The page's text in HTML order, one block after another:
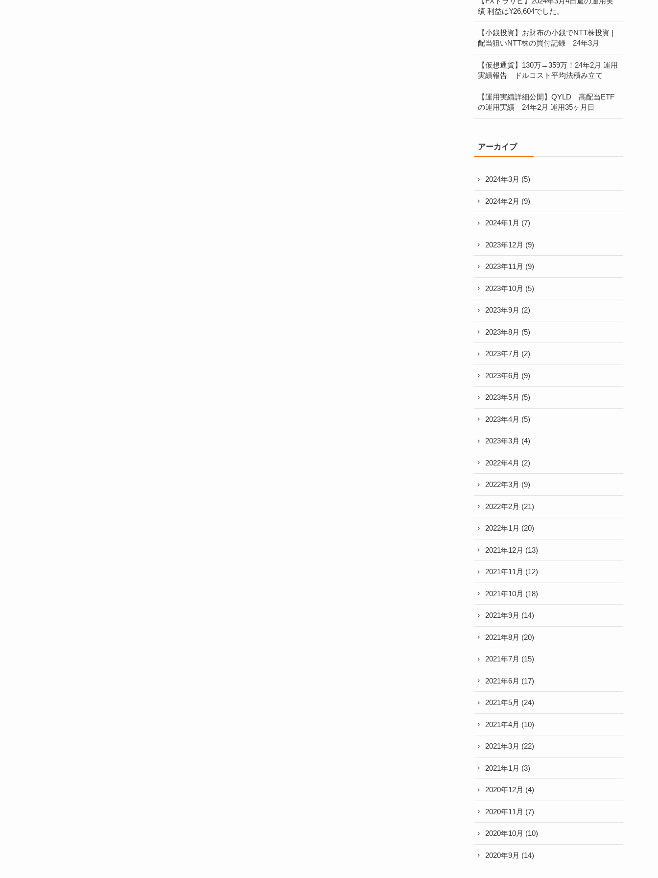
績 利益は¥26,604でした。
【小銭投資】お財布の小銭でNTT株投資 |
配当狙いNTT株の買付記録 24年3月
【仮想通貨】130万→359万！24年2月 運用
実績報告 ドルコスト平均法積み立て
【運用実績詳細公開】QYLD 高配当ETF
の運用実績 24年2月 運用35ヶ月目
アーカイブ
2024年3月 (5)
2024年2月 (9)
2024年1月 (7)
2023年12月 (9)
2023年11月 (9)
2023年10月 (5)
2023年9月 (2)
2023年8月 (5)
2023年7月 (2)
2023年6月 (9)
2023年5月 (5)
2023年4月 (5)
2023年3月 (4)
2022年4月 (2)
2022年3月 (9)
2022年2月 (21)
2022年1月 (20)
2021年12月 (13)
2021年11月 (12)
2021年10月 (18)
2021年9月 (14)
2021年8月 (20)
2021年7月 (15)
2021年6月 (17)
2021年5月 (24)
2021年4月 (10)
2021年3月 (22)
2021年1月 (3)
2020年12月 (4)
2020年11月 (7)
2020年10月 (10)
2020年9月 (14)